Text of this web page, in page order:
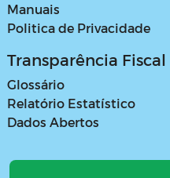
Manuais
Politica de Privacidade
Transparência Fiscal
Glossário
Relatório Estatístico
Dados Abertos